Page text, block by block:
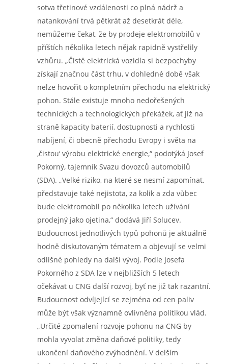
sotva třetinové vzdálenosti co plná nádrž a
natankování trvá pětkrát až desetkrát déle,
nemůžeme čekat, že by prodeje elektromobilů v
příštích několika letech nějak rapidně vystřelily
vzhůru. „Čistě elektrická vozidla si bezpochyby
získají značnou část trhu, v dohledné době však
nelze hovořit o kompletním přechodu na elektrický
pohon. Stále existuje mnoho nedořešených
technických a technologických překážek, ať již na
straně kapacity baterií, dostupnosti a rychlosti
nabíjení, či obecně přechodu Evropy i světa na
‚čistou‘ výrobu elektrické energie,“ podotýká Josef
Pokorný, tajemník Svazu dovozců automobilů
(SDA). „Velké riziko, na které se nesmí zapomínat,
představuje také nejistota, za kolik a zda vůbec
bude elektromobil po několika letech užívání
prodejný jako ojetina,“ dodává Jiří Solucev.
Budoucnost jednotlivých typů pohonů je aktuálně
hodně diskutovaným tématem a objevují se velmi
odlišné pohledy na další vývoj. Podle Josefa
Pokorného z SDA lze v nejbližších 5 letech
očekávat u CNG další rozvoj, byť ne již tak razantní.
Budoucnost odvíjející se zejména od cen paliv
může být však významně ovlivněna politikou vlád.
„Určité zpomalení rozvoje pohonu na CNG by
mohla vyvolat změna daňové politiky, tedy
ukončení daňového zvýhodnění. V delším